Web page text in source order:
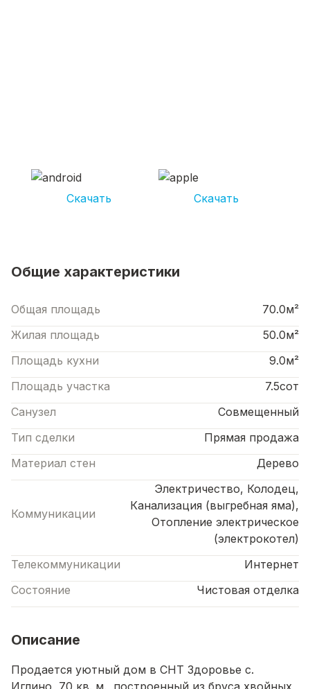
Скачать Скачать
Общие характеристики
Общая площадь
70.0м²
Жилая площадь
50.0м²
Площадь кухни
9.0м²
Площадь участка
7.5сот
Санузел
Совмещенный
Тип сделки
Прямая продажа
Материал стен
Дерево
Коммуникации
Электричество, Колодец,
Канализация (выгребная яма),
Отопление электрическое
(электрокотел)
Телекоммуникации
Интернет
Состояние
Чистовая отделка
Описание
Продается уютный дом в СНТ Здоровье с.
Иглино, 70 кв. м., построенный из бруса хвойных